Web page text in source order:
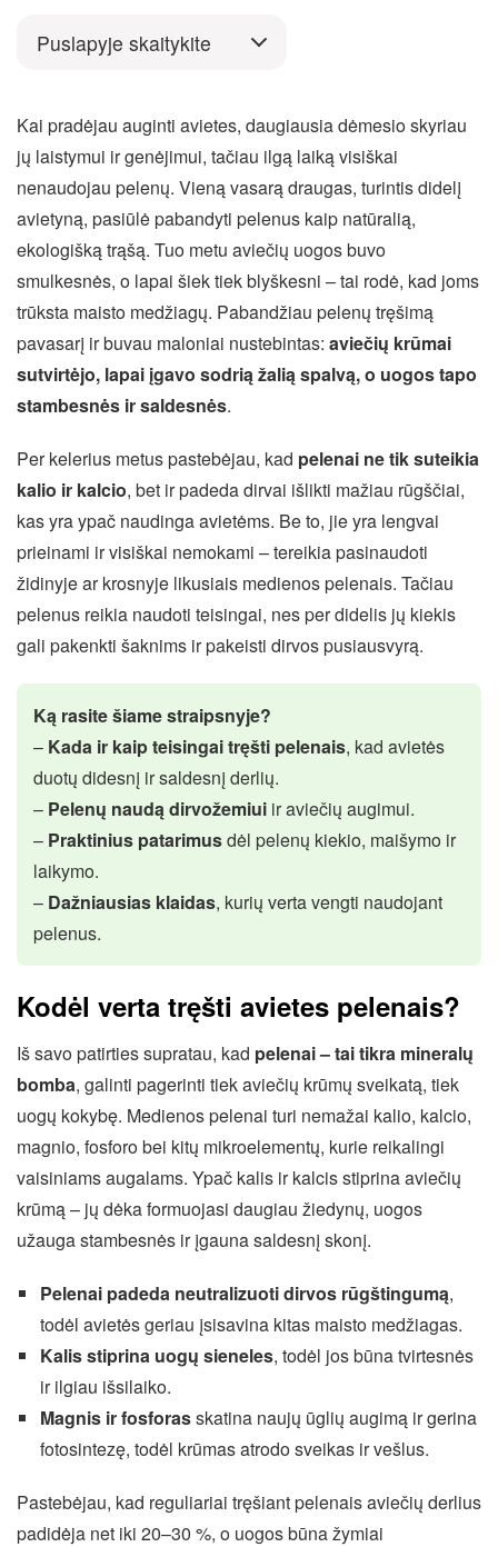
Puslapyje skaitykite
Kai pradėjau auginti avietes, daugiausia dėmesio skyriau
jų laistymui ir genėjimui, tačiau ilgą laiką visiškai
nenaudojau pelenų. Vieną vasarą draugas, turintis didelį
avietyną, pasiūlė pabandyti pelenus kaip natūralią,
ekologišką trąšą. Tuo metu aviečių uogos buvo
smulkesnės, o lapai šiek tiek blyškesni – tai rodė, kad joms
trūksta maisto medžiagų. Pabandžiau pelenų tręšimą
pavasarį ir buvau maloniai nustebintas: aviečių krūmai
sutvirtėjo, lapai įgavo sodrią žalią spalvą, o uogos tapo
stambesnės ir saldesnės.
Per kelerius metus pastebėjau, kad pelenai ne tik suteikia
kalio ir kalcio, bet ir padeda dirvai išlikti mažiau rūgščiai,
kas yra ypač naudinga avietėms. Be to, jie yra lengvai
prieinami ir visiškai nemokami – tereikia pasinaudoti
židinyje ar krosnyje likusiais medienos pelenais. Tačiau
pelenus reikia naudoti teisingai, nes per didelis jų kiekis
gali pakenkti šaknims ir pakeisti dirvos pusiausvyrą.
Ką rasite šiame straipsnyje?
– Kada ir kaip teisingai tręšti pelenais, kad avietės
duotų didesnį ir saldesnį derlių.
– Pelenų naudą dirvožemiui ir aviečių augimui.
– Praktinius patarimusdėl pelenų kiekio, maišymo ir
laikymo.
– Dažniausias klaidas, kurių verta vengti naudojant
pelenus.
Kodėl verta tręšti avietes pelenais?
Iš savo patirties supratau, kad pelenai – tai tikra mineralų
bomba, galinti pagerinti tiek aviečių krūmų sveikatą, tiek
uogų kokybę. Medienos pelenai turi nemažai kalio, kalcio,
magnio, fosforo bei kitų mikroelementų, kurie reikalingi
vaisiniams augalams. Ypač kalis ir kalcis stiprina aviečių
krūmą – jų dėka formuojasi daugiau žiedynų, uogos
užauga stambesnės ir įgauna saldesnį skonį.
Pelenai padeda neutralizuoti dirvos rūgštingumą,
todėl avietės geriau įsisavina kitas maisto medžiagas.
Kalis stiprina uogų sieneles, todėl jos būna tvirtesnės
ir ilgiau išsilaiko.
Magnis ir fosforasskatina naujų ūglių augimą ir gerina
fotosintezę, todėl krūmas atrodo sveikas ir vešlus.
Pastebėjau, kad reguliariai tręšiant pelenais aviečių derlius
padidėja net iki 20–30 %, o uogos būna žymiai